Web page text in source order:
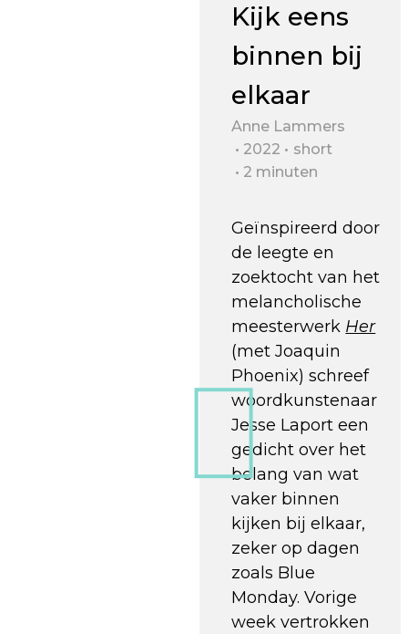
Kijk eens
binnen bij
elkaar
Anne Lammers
2022
short
2 minuten
Geïnspireerd door
de leegte en
zoektocht van het
melancholische
meesterwerk Her
(met Joaquin
Phoenix) schreef
woordkunstenaar
Jesse Laport een
gedicht over het
belang van wat
vaker binnen
kijken bij elkaar,
zeker op dagen
zoals Blue
Monday. Vorige
week vertrokken